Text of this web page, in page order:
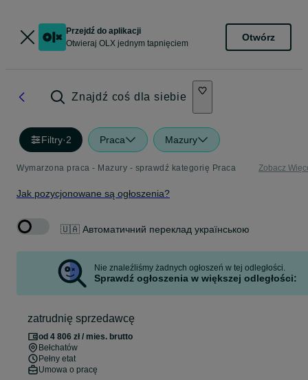
Przejdź do aplikacji
Otwieraj OLX jednym tapnięciem
Otwórz
Znajdź coś dla siebie
Filtry·2 Praca Mazury
Wymarzona praca - Mazury - sprawdź kategorię Praca Zobacz
Jak pozycjonowane są ogłoszenia?
🇺🇦 Автоматичний переклад українською
Nie znaleźliśmy żadnych ogłoszeń w tej odległości.
Sprawdź ogłoszenia w większej odległości:
zatrudnię sprzedawcę
od 4 806 zł / mies. brutto
Bełchatów
Pełny etat
Umowa o pracę